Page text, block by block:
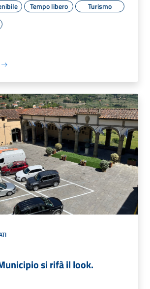
Tempo libero
Turismo
si rifà il look.